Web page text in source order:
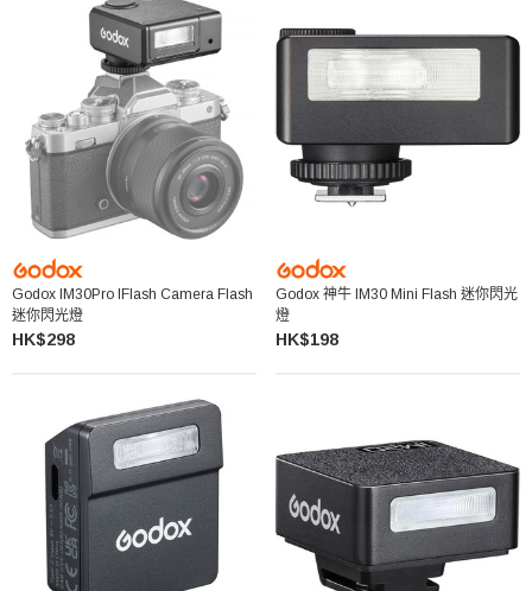
Godox IM30Pro IFlash Camera Flash
迷你閃光燈
HK$298
Godox 神牛 IM30 Mini Flash 迷你閃光
燈
HK$198